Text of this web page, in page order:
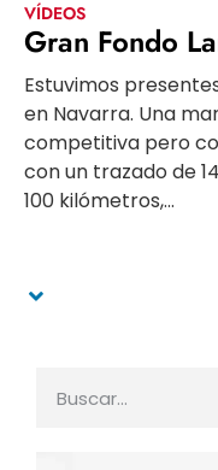
VÍDEOS
Gran Fondo
Estuvimos
en Navarra. Una
competitiva pero
con un trazado de
100 kilómetros,...